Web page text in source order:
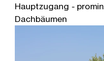
Hauptzugang -
Dachbäumen